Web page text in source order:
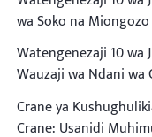
wa Soko na
Watengenezaji 10 wa
Wauzaji wa Ndani wa
Crane ya
Crane: Usanidi